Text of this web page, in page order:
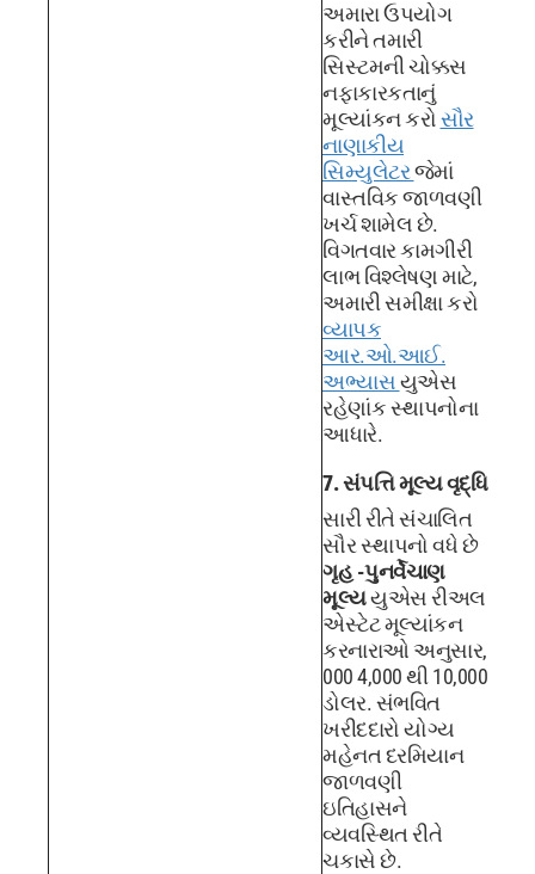
અમારા ઉપયોગ
કરીને તમારી
સિસ્ટમની ચોક્કસ
નફાકારકતાનું
મૂલ્યાંકન કરોસૌર
નાણાકીય
સિમ્યુલેટરજેમાં
વાસ્તવિક જાળવણી
ખર્ચ શામેલ છે.
વિગતવાર કામગીરી
લાભ વિશ્લેષણ માટે,
અમારી સમીક્ષા કરો
વ્યાપક
આર.ઓ.આઈ.
અભ્યાસયુએસ
રહેણાંક સ્થાપનોના
આધારે.
7. સંપત્તિ મૂલ્ય વૃદ્ધિ
સારી રીતે સંચાલિત
સૌર સ્થાપનો વધે છે
ગૃહ -પુનર્વેચાણ
મૂલ્યયુએસ રીઅલ
એસ્ટેટ મૂલ્યાંકન
કરનારાઓ અનુસાર,
000 4,000 થી 10,000
ડોલર. સંભવિત
ખરીદદારો યોગ્ય
મહેનત દરમિયાન
જાળવણી
ઇતિહાસને
વ્યવસ્થિત રીતે
ચકાસે છે.